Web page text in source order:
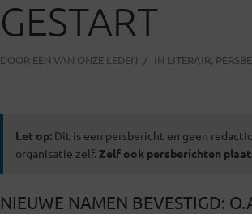
GESTART
DOOR EEN VAN ONZE LEDEN IN LITERAIR,
Let op: Dit is een persbericht en geen
organisatie zelf. Zelf ook persberichten
NIEUWE NAMEN BEVESTIGD: